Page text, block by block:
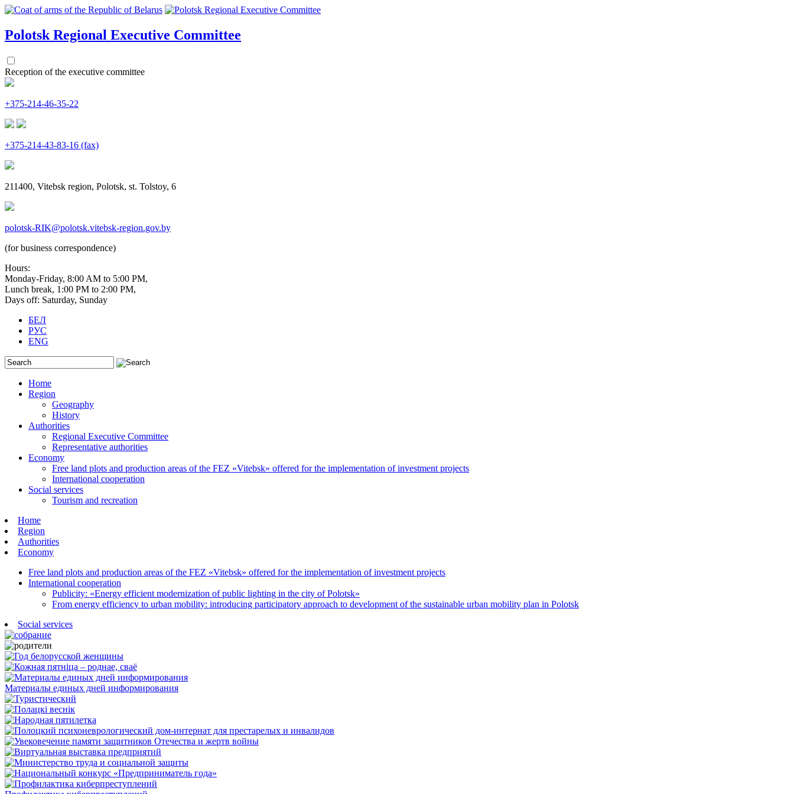
Polotsk Regional Executive Committee
Reception of the executive committee
+375-214-46-35-22
+375-214-43-83-16 (fax)
211400, Vitebsk region, Polotsk, st. Tolstoy, 6
polotsk-RIK@polotsk.vitebsk-region.gov.by
(for business correspondence)
Hours:
Monday-Friday, 8:00 AM to 5:00 PM,
Lunch break, 1:00 PM to 2:00 PM,
Days off: Saturday, Sunday
БЕЛ
РУС
ENG
Home
Region
Geography
History
Authorities
Regional Executive Committee
Representative authorities
Economy
Free land plots and production areas of the FEZ «Vitebsk» offered for the implementation of investment projects
International cooperation
Social services
Tourism and recreation
Home
Region
Authorities
Economy
Free land plots and production areas of the FEZ «Vitebsk» offered for the implementation of investment projects
International cooperation
Publicity: «Energy efficient modernization of public lighting in the city of Polotsk»
From energy efficiency to urban mobility: introducing participatory approach to development of the sustainable urban mobility plan in Polotsk
Social services
Материалы единых дней информирования